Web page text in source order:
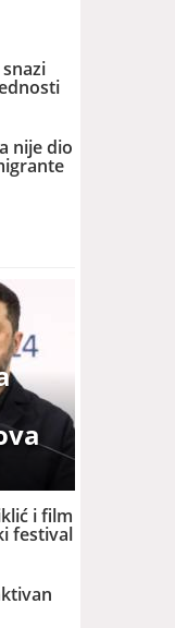
nije dio
i film
festival